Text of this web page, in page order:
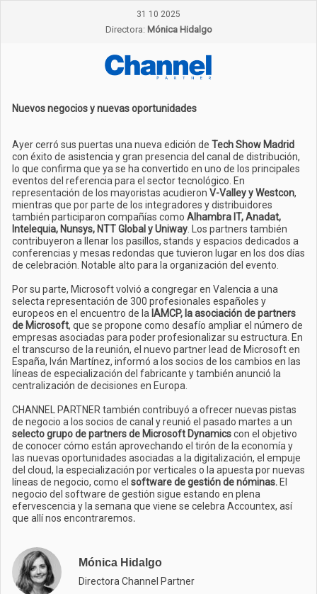
31 10 2025
Directora: Mónica Hidalgo
Nuevos negocios y nuevas oportunidades
Ayer cerró sus puertas una nueva edición de Tech Show Madrid
con éxito de asistencia y gran presencia del canal de distribución,
lo que confirma que ya se ha convertido en uno de los principales
eventos del referencia para el sector tecnológico. En
representación de los mayoristas acudieron V-Valley y Westcon,
mientras que por parte de los integradores y distribuidores
también participaron compañías como Alhambra IT, Anadat,
Intelequia, Nunsys, NTT Global y Uniway . Los partners también
contribuyeron a llenar los pasillos, stands y espacios dedicados a
conferencias y mesas redondas que tuvieron lugar en los dos días
de celebración. Notable alto para la organización del evento.
Por su parte, Microsoft volvió a congregar en Valencia a una
selecta representación de 300 profesionales españoles y
europeos en el encuentro de la IAMCP, la asociación de partners
de Microsoft, que se propone como desafío ampliar el número de
empresas asociadas para poder profesionalizar su estructura. En
el transcurso de la reunión, el nuevo partner lead de Microsoft en
España, Iván Martínez, informó a los socios de los cambios en las
líneas de especialización del fabricante y también anunció la
centralización de decisiones en Europa.
CHANNEL PARTNER también contribuyó a ofrecer nuevas pistas
de negocio a los socios de canal y reunió el pasado martes a un
selecto grupo de partners de Microsoft Dynamicscon el objetivo
de conocer cómo están aprovechando el tirón de la economía y
las nuevas oportunidades asociadas a la digitalización, el empuje
del cloud, la especialización por verticales o la apuesta por nuevas
líneas de negocio, como el software de gestión de nóminas. El
negocio del software de gestión sigue estando en plena
efervescencia y la semana que viene se celebra Accountex, así
que allí nos encontraremos.
Mónica Hidalgo
Directora Channel Partner